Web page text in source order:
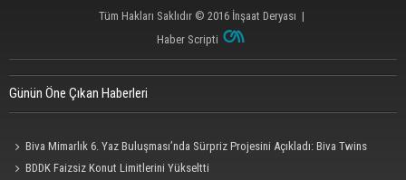
Tüm Hakları Saklıdır © 2016 İnşaat Deryası |
Haber Scripti
Günün Öne Çıkan Haberleri
Biva Mimarlık 6. Yaz Buluşması’nda Sürpriz Projesini Açıkladı: Biva Twins
BDDK Faizsiz Konut Limitlerini Yükseltti